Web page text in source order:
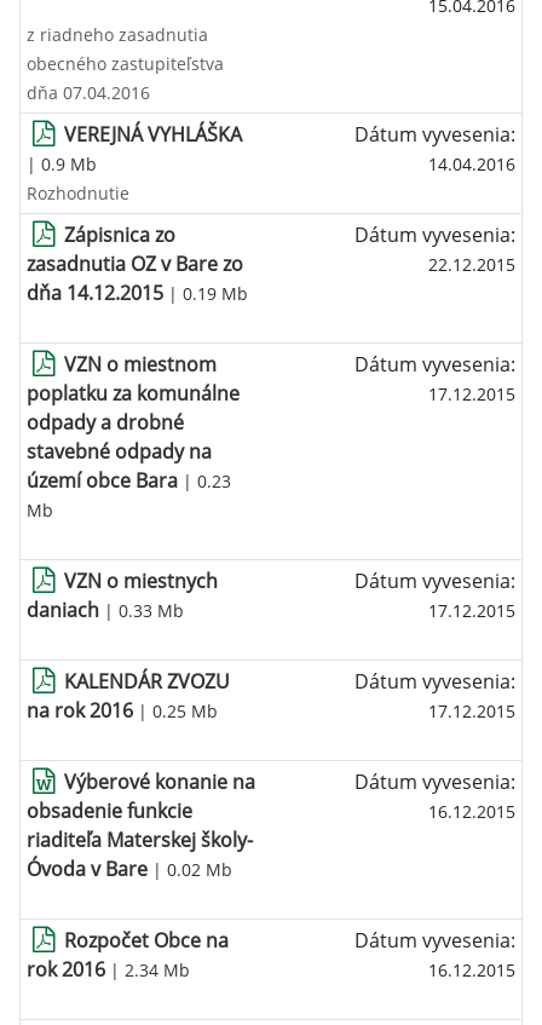
15.04.2016
z riadneho zasadnutia
obecného zastupiteľstva
dňa 07.04.2016
VEREJNÁ VYHLÁŠKA
| 0.9 Mb
Dátum vyvesenia:
14.04.2016
Rozhodnutie
Zápisnica zo
zasadnutia OZ v Bare zo
dňa 14.12.2015 | 0.19 Mb
Dátum vyvesenia:
22.12.2015
VZN o miestnom
poplatku za komunálne
odpady a drobné
stavebné odpady na
území obce Bara | 0.23
Mb
Dátum vyvesenia:
17.12.2015
VZN o miestnych
daniach | 0.33 Mb
Dátum vyvesenia:
17.12.2015
KALENDÁR ZVOZU
na rok 2016 | 0.25 Mb
Dátum vyvesenia:
17.12.2015
Výberové konanie na
obsadenie funkcie
riaditeľa Materskej školy-
Óvoda v Bare | 0.02 Mb
Dátum vyvesenia:
16.12.2015
Rozpočet Obce na
rok 2016 | 2.34 Mb
Dátum vyvesenia:
16.12.2015